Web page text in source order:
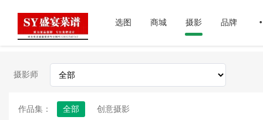
选图 商城 摄影 品牌
摄影师
作品集： 全部 创意摄影